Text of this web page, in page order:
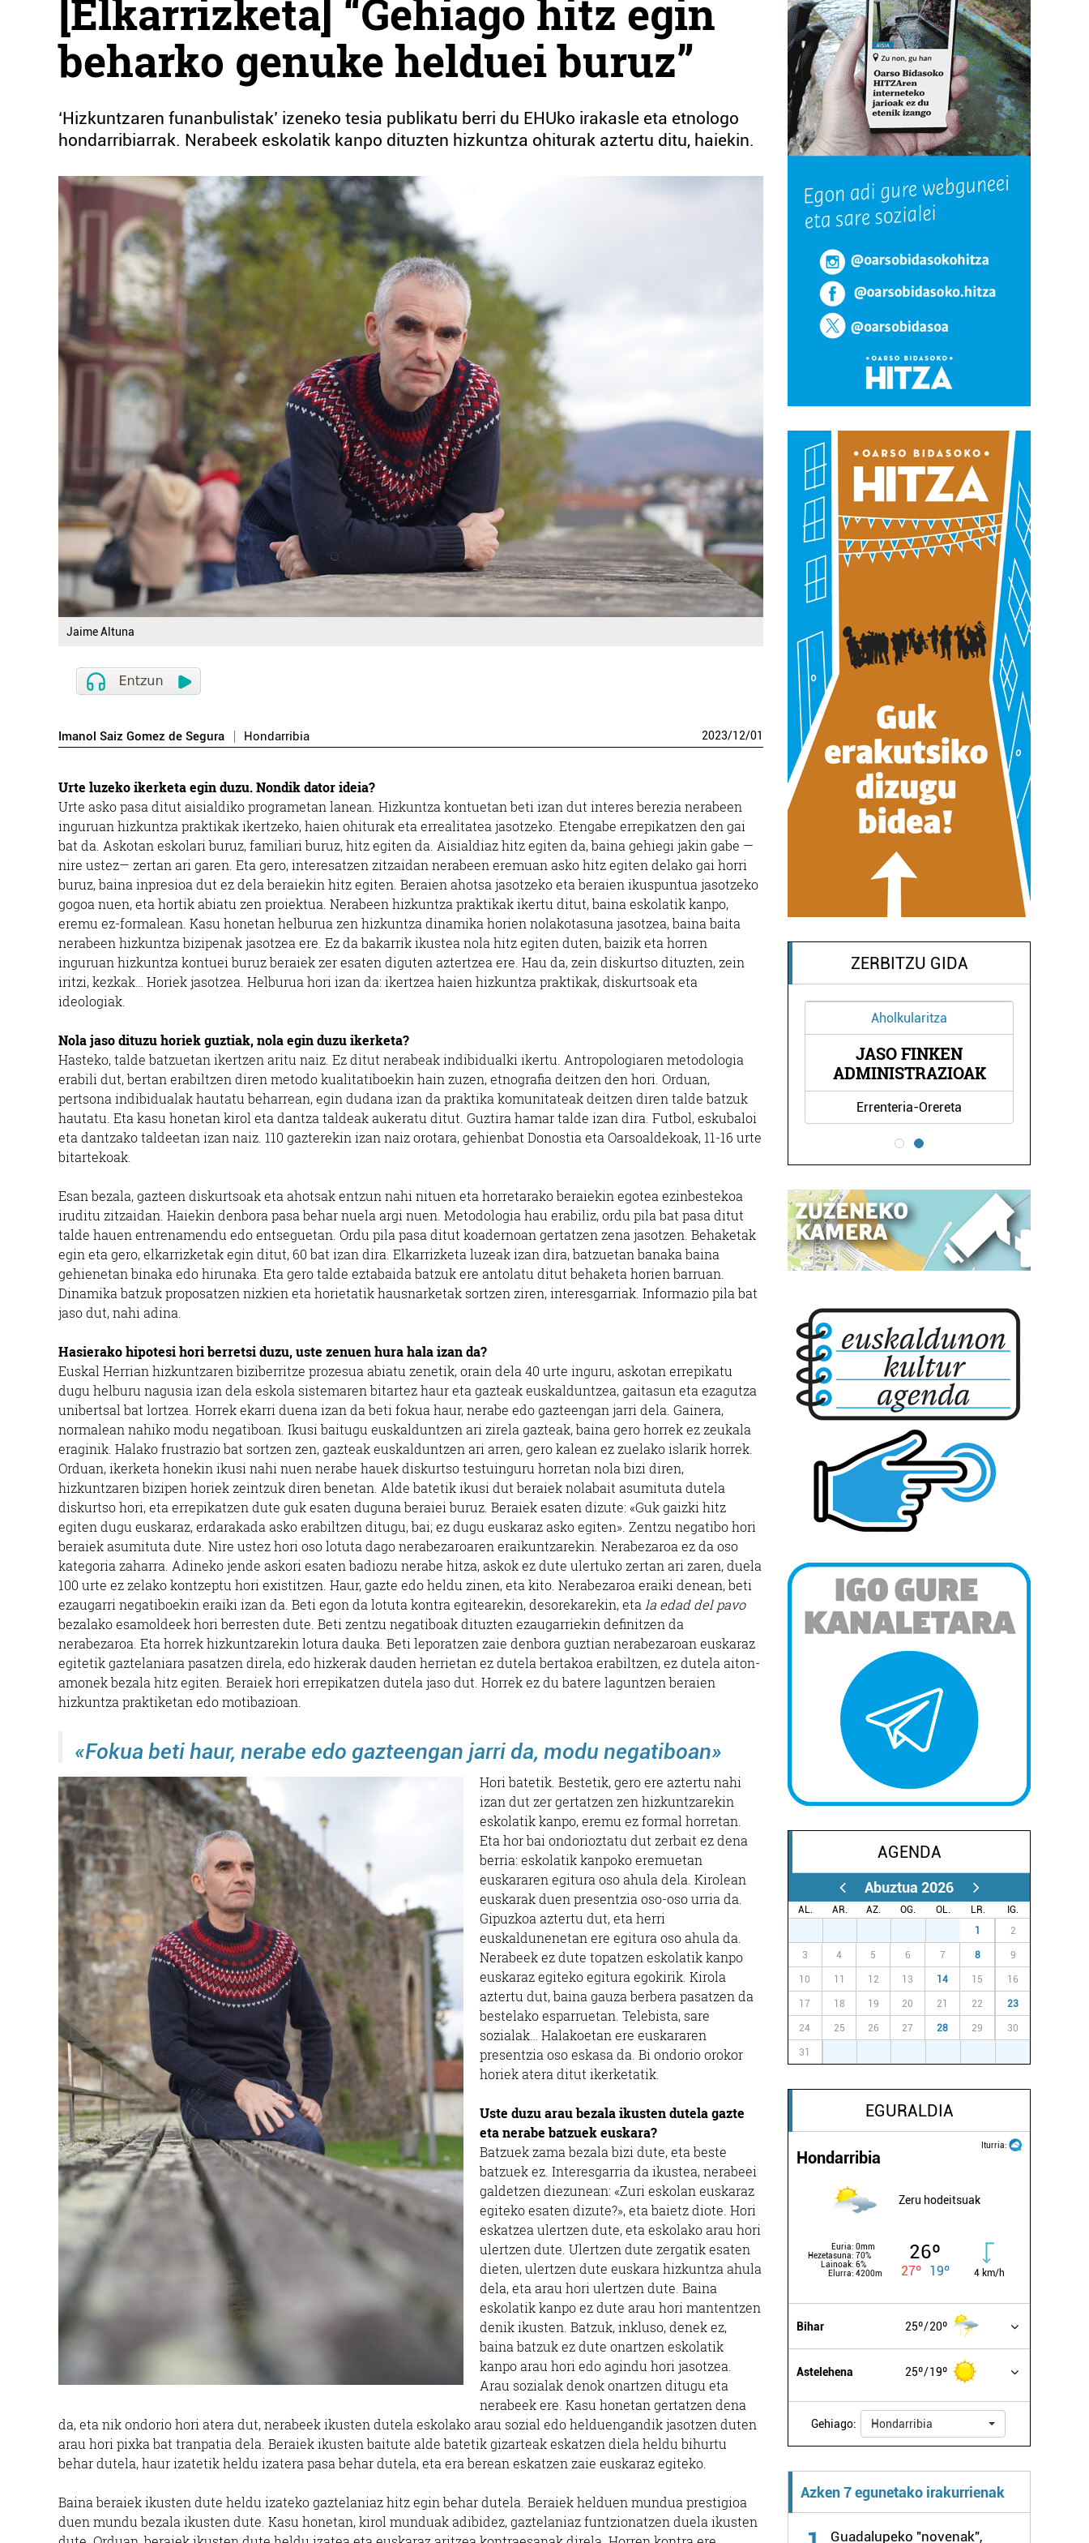
[Elkarrizketa] “Gehiago hitz egin
beharko genuke helduei buruz”
‘Hizkuntzaren funanbulistak’ izeneko tesia publikatu berri du EHUko irakasle eta etnologo
hondarribiarrak. Nerabeek eskolatik kanpo dituzten hizkuntza ohiturak aztertu ditu, haiekin.
Jaime Altuna
Imanol Saiz Gomez de Segura Hondarribia 2023/12/01
Urte luzeko ikerketa egin duzu. Nondik dator ideia?
Urte asko pasa ditut aisialdiko programetan lanean. Hizkuntza kontuetan beti izan dut interes berezia nerabeen
inguruan hizkuntza praktikak ikertzeko, haien ohiturak eta errealitatea jasotzeko. Etengabe errepikatzen den gai
bat da. Askotan eskolari buruz, familiari buruz, hitz egiten da. Aisialdiaz hitz egiten da, baina gehiegi jakin gabe —
nire ustez— zertan ari garen. Eta gero, interesatzen zitzaidan nerabeen eremuan asko hitz egiten delako gai horri
buruz, baina inpresioa dut ez dela beraiekin hitz egiten. Beraien ahotsa jasotzeko eta beraien ikuspuntua jasotzeko
gogoa nuen, eta hortik abiatu zen proiektua. Nerabeen hizkuntza praktikak ikertu ditut, baina eskolatik kanpo,
eremu ez-formalean. Kasu honetan helburua zen hizkuntza dinamika horien nolakotasuna jasotzea, baina baita
nerabeen hizkuntza bizipenak jasotzea ere. Ez da bakarrik ikustea nola hitz egiten duten, baizik eta horren
inguruan hizkuntza kontuei buruz beraiek zer esaten diguten aztertzea ere. Hau da, zein diskurtso dituzten, zein
iritzi, kezkak… Horiek jasotzea. Helburua hori izan da: ikertzea haien hizkuntza praktikak, diskurtsoak eta
ideologiak.
Nola jaso dituzu horiek guztiak, nola egin duzu ikerketa?
Hasteko, talde batzuetan ikertzen aritu naiz. Ez ditut nerabeak indibidualki ikertu. Antropologiaren metodologia
erabili dut, bertan erabiltzen diren metodo kualitatiboekin hain zuzen, etnografia deitzen den hori. Orduan,
pertsona indibidualak hautatu beharrean, egin dudana izan da praktika komunitateak deitzen diren talde batzuk
hautatu. Eta kasu honetan kirol eta dantza taldeak aukeratu ditut. Guztira hamar talde izan dira. Futbol, eskubaloi
eta dantzako taldeetan izan naiz. 110 gazterekin izan naiz orotara, gehienbat Donostia eta Oarsoaldekoak, 11-16 urte
bitartekoak.
Esan bezala, gazteen diskurtsoak eta ahotsak entzun nahi nituen eta horretarako beraiekin egotea ezinbestekoa
iruditu zitzaidan. Haiekin denbora pasa behar nuela argi nuen. Metodologia hau erabiliz, ordu pila bat pasa ditut
talde hauen entrenamendu edo entseguetan. Ordu pila pasa ditut koadernoan gertatzen zena jasotzen. Behaketak
egin eta gero, elkarrizketak egin ditut, 60 bat izan dira. Elkarrizketa luzeak izan dira, batzuetan banaka baina
gehienetan binaka edo hirunaka. Eta gero talde eztabaida batzuk ere antolatu ditut behaketa horien barruan.
Dinamika batzuk proposatzen nizkien eta horietatik hausnarketak sortzen ziren, interesgarriak. Informazio pila bat
jaso dut, nahi adina.
Hasierako hipotesi hori berretsi duzu, uste zenuen hura hala izan da?
Euskal Herrian hizkuntzaren biziberritze prozesua abiatu zenetik, orain dela 40 urte inguru, askotan errepikatu
dugu helburu nagusia izan dela eskola sistemaren bitartez haur eta gazteak euskalduntzea, gaitasun eta ezagutza
unibertsal bat lortzea. Horrek ekarri duena izan da beti fokua haur, nerabe edo gazteengan jarri dela. Gainera,
normalean nahiko modu negatiboan. Ikusi baitugu euskalduntzen ari zirela gazteak, baina gero horrek ez zeukala
eraginik. Halako frustrazio bat sortzen zen, gazteak euskalduntzen ari arren, gero kalean ez zuelako islarik horrek.
Orduan, ikerketa honekin ikusi nahi nuen nerabe hauek diskurtso testuinguru horretan nola bizi diren,
hizkuntzaren bizipen horiek zeintzuk diren benetan. Alde batetik ikusi dut beraiek nolabait asumituta dutela
diskurtso hori, eta errepikatzen dute guk esaten duguna beraiei buruz. Beraiek esaten dizute: «Guk gaizki hitz
egiten dugu euskaraz, erdarakada asko erabiltzen ditugu, bai; ez dugu euskaraz asko egiten». Zentzu negatibo hori
beraiek asumituta dute. Nire ustez hori oso lotuta dago nerabezaroaren eraikuntzarekin. Nerabezaroa ez da oso
kategoria zaharra. Adineko jende askori esaten badiozu nerabe hitza, askok ez dute ulertuko zertan ari zaren, duela
100 urte ez zelako kontzeptu hori existitzen. Haur, gazte edo heldu zinen, eta kito. Nerabezaroa eraiki denean, beti
ezaugarri negatiboekin eraiki izan da. Beti egon da lotuta kontra egitearekin, desorekarekin, etala edad del pavo
bezalako esamoldeek hori berresten dute. Beti zentzu negatiboak dituzten ezaugarriekin definitzen da
nerabezaroa. Eta horrek hizkuntzarekin lotura dauka. Beti leporatzen zaie denbora guztian nerabezaroan euskaraz
egitetik gaztelaniara pasatzen direla, edo hizkerak dauden herrietan ez dutela bertakoa erabiltzen, ez dutela aiton-
amonek bezala hitz egiten. Beraiek hori errepikatzen dutela jaso dut. Horrek ez du batere laguntzen beraien
hizkuntza praktiketan edo motibazioan.
«Fokua beti haur, nerabe edo gazteengan jarri da, modu negatiboan»
Hori batetik. Bestetik, gero ere aztertu nahi
izan dut zer gertatzen zen hizkuntzarekin
eskolatik kanpo, eremu ez formal horretan.
Eta hor bai ondorioztatu dut zerbait ez dena
berria: eskolatik kanpoko eremuetan
euskararen egitura oso ahula dela. Kirolean
euskarak duen presentzia oso-oso urria da.
Gipuzkoa aztertu dut, eta herri
euskaldunenetan ere egitura oso ahula da.
Nerabeek ez dute topatzen eskolatik kanpo
euskaraz egiteko egitura egokirik. Kirola
aztertu dut, baina gauza berbera pasatzen da
bestelako esparruetan. Telebista, sare
sozialak… Halakoetan ere euskararen
presentzia oso eskasa da. Bi ondorio orokor
horiek atera ditut ikerketatik.
Uste duzu arau bezala ikusten dutela gazte
eta nerabe batzuek euskara?
Batzuek zama bezala bizi dute, eta beste
batzuek ez. Interesgarria da ikustea, nerabeei
galdetzen diezunean: «Zuri eskolan euskaraz
egiteko esaten dizute?», eta baietz diote. Hori
eskatzea ulertzen dute, eta eskolako arau hori
ulertzen dute. Ulertzen dute zergatik esaten
dieten, ulertzen dute euskara hizkuntza ahula
dela, eta arau hori ulertzen dute. Baina
eskolatik kanpo ez dute arau hori mantentzen
denik ikusten. Batzuk, inkluso, denek ez,
baina batzuk ez dute onartzen eskolatik
kanpo arau hori edo agindu hori jasotzea.
Arau sozialak denok onartzen ditugu eta
nerabeek ere. Kasu honetan gertatzen dena
da, eta nik ondorio hori atera dut, nerabeek ikusten dutela eskolako arau sozial edo helduengandik jasotzen duten
arau hori pixka bat tranpatia dela. Beraiek ikusten baitute alde batetik gizarteak eskatzen diela heldu bihurtu
behar dutela, haur izatetik heldu izatera pasa behar dutela, eta era berean eskatzen zaie euskaraz egiteko.
Baina beraiek ikusten dute heldu izateko gaztelaniaz hitz egin behar dutela. Beraiek helduen mundua prestigioa
duen mundu bezala ikusten dute. Kasu honetan, kirol munduak adibidez, gaztelaniaz funtzionatzen duela ikusten
ZERBITZU GIDA
FERNANDO
KARROZERIAK
Oiartzun
JASO FINKEN
ADMINISTRAZIOAK
Errenteria-Orereta
FERNANDO
KARROZERIAK
Oiartzun
Aholkularitza
JASO FINKEN
ADMINISTRAZIOAK
Errenteria-Orereta
AGENDA
Abuztua 2026
AL. AR. AZ. OG. OL. LR.
IG.
1 2
3 4 5 6 7 8 9
10 11 12 13 14 15 16
17 18 19 20 21 22 23
24 25 26 27 28 29 30
31
EGURALDIA
Iturria:
Hondarribia
Zeru hodeitsuak
Euria: 0mm
Hezetasuna: 70%
Lainoak: 6%
Elurra: 4200m
26º
27º 19º 4 km/h
Bihar 25º 20º
Astelehena 25º 19º
Gehiago: Hondarribia
Azken 7 egunetako irakurrienak
Guadalupeko "novenak",